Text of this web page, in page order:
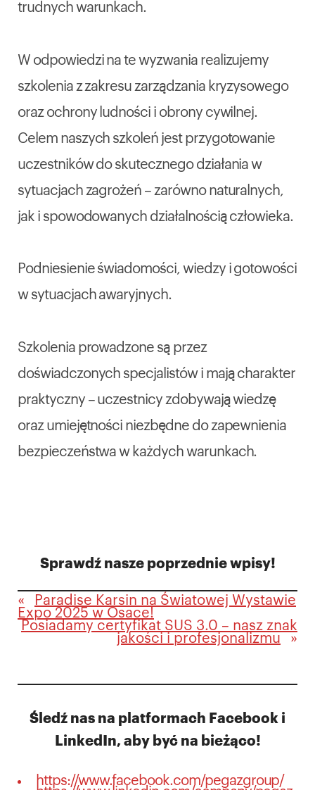
trudnych warunkach.
W odpowiedzi na te wyzwania realizujemy
szkolenia z zakresu zarządzania kryzysowego
oraz ochrony ludności i obrony cywilnej.
Celem naszych szkoleń jest przygotowanie
uczestników do skutecznego działania w
sytuacjach zagrożeń – zarówno naturalnych,
jak i spowodowanych działalnością człowieka.
Podniesienie świadomości, wiedzy i gotowości
w sytuacjach awaryjnych.
Szkolenia prowadzone są przez
doświadczonych specjalistów i mają charakter
praktyczny – uczestnicy zdobywają wiedzę
oraz umiejętności niezbędne do zapewnienia
bezpieczeństwa w każdych warunkach.
Sprawdź nasze poprzednie wpisy!
«
Paradise Karsin na Światowej Wystawie
Expo 2025 w Osace!
Posiadamy certyfikat SUS 3.0 – nasz znak
jakości i profesjonalizmu
»
Śledź nas na platformach Facebook i
LinkedIn, aby być na bieżąco!
https://www.facebook.com/pegazgroup/